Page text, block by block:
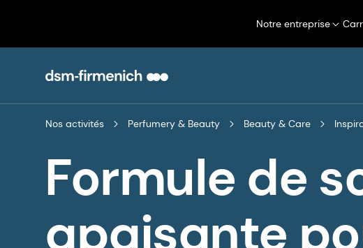
Notre entreprise
Nos activités Perfumery & Beauty Beauty & Care
Formule de
apaisante